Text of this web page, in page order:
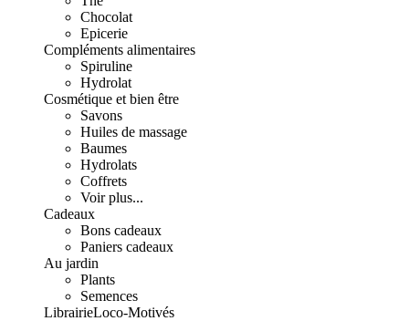
Chocolat
Epicerie
Compléments alimentaires
Spiruline
Hydrolat
Cosmétique et bien être
Savons
Huiles de massage
Baumes
Hydrolats
Coffrets
Voir plus...
Cadeaux
Bons cadeaux
Paniers cadeaux
Au jardin
Plants
Semences
LibrairieLoco-Motivés